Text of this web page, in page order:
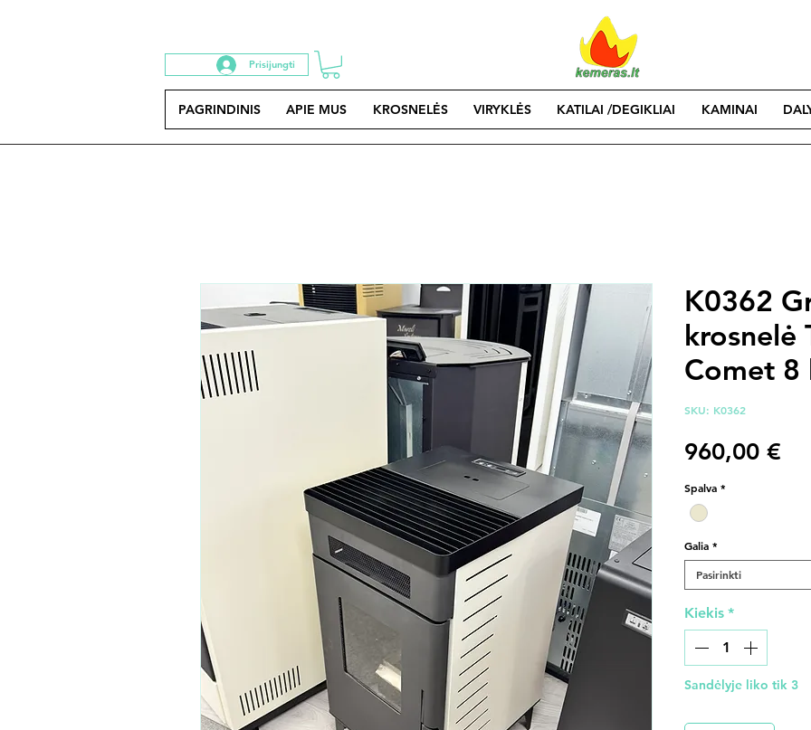
Prisijungti
PAGRINDINIS APIE MUS KROSNELĖS VIRYKLĖS KATILAI /DEGIKLIAI KAMINAI
K0362
krosnelė
Comet 8
SKU: K0362
960,00 €
Spalva *
Galia *
Pasirinkti
Kiekis *
Sandėlyje liko tik 3